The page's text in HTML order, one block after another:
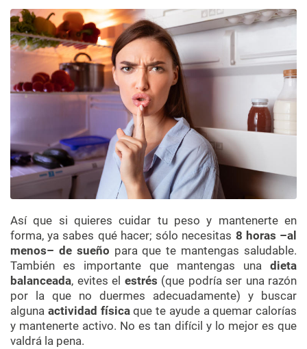
Así que si quieres cuidar tu peso y mantenerte en
forma, ya sabes qué hacer; sólo necesitas 8 horas –al
menos– de sueño para que te mantengas saludable.
También es importante que mantengas una dieta
balanceada, evites el estrés (que podría ser una razón
por la que no duermes adecuadamente) y buscar
alguna actividad físicaque te ayude a quemar calorías
y mantenerte activo. No es tan difícil y lo mejor es que
valdrá la pena.